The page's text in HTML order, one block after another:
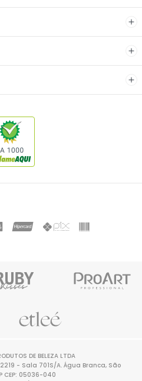
DE BELEZA LTDA
- Sala 701S/A. Água Branca, São
CEP: 05036-040